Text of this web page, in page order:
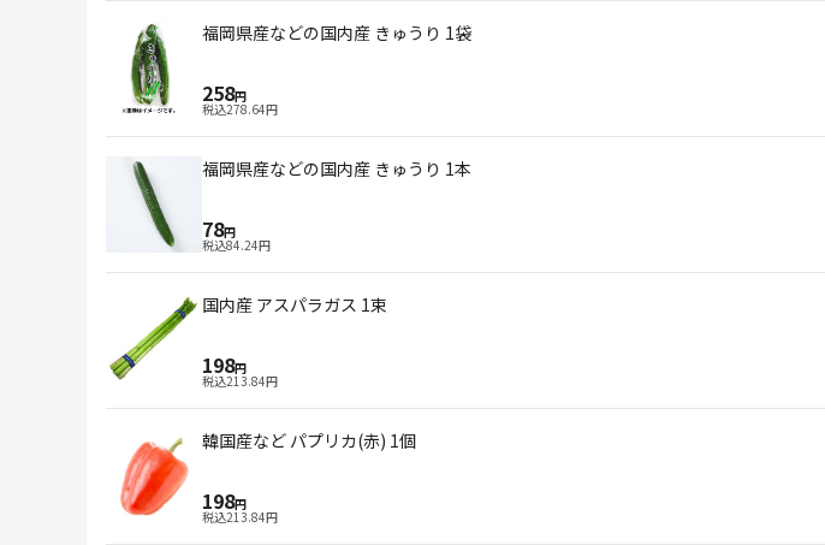
福岡県産などの国内産 きゅうり 1袋
258円
税込278.64円
福岡県産などの国内産 きゅうり 1本
78円
税込84.24円
国内産 アスパラガス 1束
198円
税込213.84円
韓国産など パプリカ(赤) 1個
198円
税込213.84円